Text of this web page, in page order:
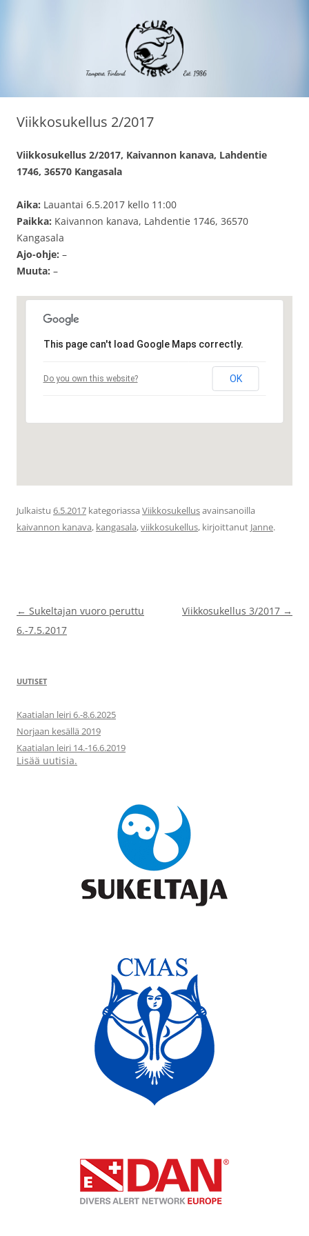
Viikkosukellus 2/2017
Viikkosukellus 2/2017, Kaivannon kanava, Lahdentie
1746, 36570 Kangasala
Aika: Lauantai 6.5.2017 kello 11:00
Paikka: Kaivannon kanava, Lahdentie 1746, 36570
Kangasala
Ajo-ohje: –
Muuta: –
This page can't load Google Maps correctly.
Do you own this website? OK
Julkaistu 6.5.2017 kategoriassa Viikkosukellusavainsanoilla
kaivannon kanava, kangasala,viikkosukellus, kirjoittanut Janne.
Artikkelien
selaus
← Sukeltajan vuoro peruttu
6.-7.5.2017
Viikkosukellus 3/2017 →
UUTISET
Kaatialan leiri 6.-8.6.2025
Norjaan kesällä 2019
Kaatialan leiri 14.-16.6.2019
Lisää uutisia.